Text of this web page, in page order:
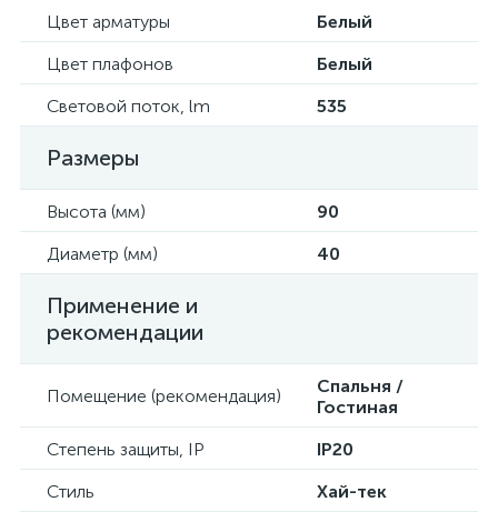
Цвет арматуры
Белый
Цвет плафонов
Белый
Световой поток, lm
535
Размеры
Высота (мм)
90
Диаметр (мм)
40
Применение и
рекомендации
Помещение (рекомендация)
Спальня /
Гостиная
Степень защиты, IP
IP20
Стиль
Хай-тек